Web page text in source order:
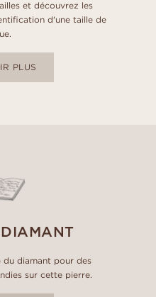
et découvrez les
d'une taille de
PLUS
diamant pour des
sur cette pierre.